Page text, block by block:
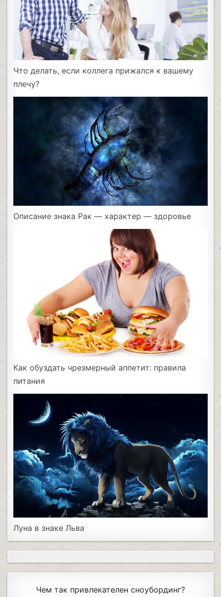
Что делать, если коллега прижался к вашему
плечу?
Описание знака Рак — характер — здоровье
Как обуздать чрезмерный аппетит: правила
питания
Луна в знаке Льва
Чем так привлекателен сноубординг?